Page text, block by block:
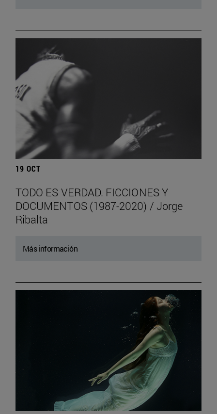
19 OCT
TODO ES VERDAD. FICCIONES Y
DOCUMENTOS (1987-2020) / Jorge
Ribalta
Más información